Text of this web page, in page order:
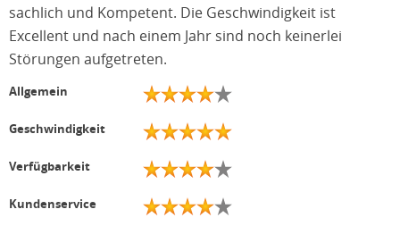
sachlich und Kompetent. Die Geschwindigkeit ist
Excellent und nach einem Jahr sind noch keinerlei
Störungen aufgetreten.
Allgemein
Geschwindigkeit
Verfügbarkeit
Kundenservice